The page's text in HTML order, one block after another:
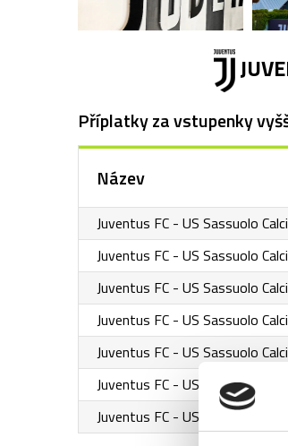
Příplatky za vstupenky
Název
Juventus FC - US Sassuolo
Juventus FC - US Sassuolo
Juventus FC - US Sassuolo
Juventus FC - US Sassuolo
Juventus FC - US Sassuolo
Juventus FC - US Sassuolo
Juventus FC - US Sassuolo